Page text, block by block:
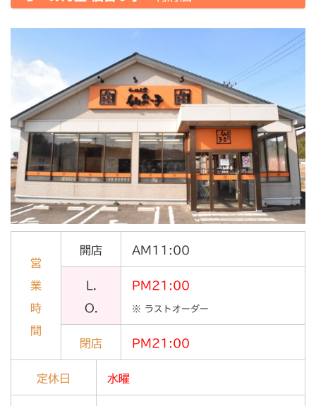
営
業
時
間
開店 AM11:00
L.
O.
PM21:00
※ ラストオーダー
閉店 PM21:00
定休日 水曜